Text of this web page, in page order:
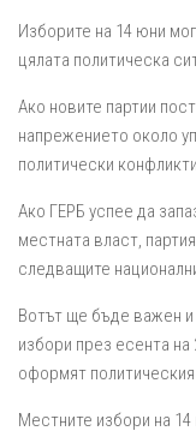
Изборите на 14 юни
цялата политическа
Ако новите партии
напрежението около
политически
Ако ГЕРБ успее да
местната власт,
следващите
Вотът ще бъде важен
избори през есента на
оформят
Местните избори на